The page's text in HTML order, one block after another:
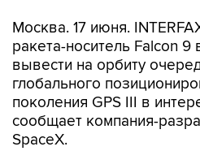
Москва. 17 июня.
ракета-носитель Falcon
вывести на орбиту
глобального
поколения GPS III в
сообщает компания-
SpaceX.